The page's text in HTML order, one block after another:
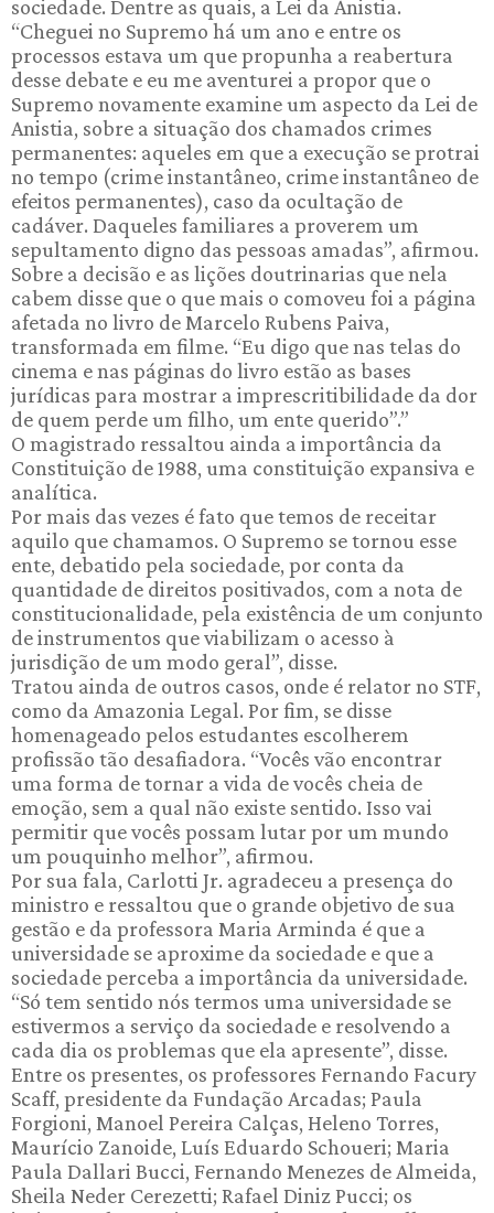
sociedade. Dentre as quais, a Lei da Anistia.
“Cheguei no Supremo há um ano e entre os
processos estava um que propunha a reabertura
desse debate e eu me aventurei a propor que o
Supremo novamente examine um aspecto da Lei de
Anistia, sobre a situação dos chamados crimes
permanentes: aqueles em que a execução se protrai
no tempo (crime instantâneo, crime instantâneo de
efeitos permanentes), caso da ocultação de
cadáver. Daqueles familiares a proverem um
sepultamento digno das pessoas amadas”, afirmou.
Sobre a decisão e as lições doutrinarias que nela
cabem disse que o que mais o comoveu foi a página
afetada no livro de Marcelo Rubens Paiva,
transformada em filme. “Eu digo que nas telas do
cinema e nas páginas do livro estão as bases
jurídicas para mostrar a imprescritibilidade da dor
de quem perde um filho, um ente querido”.”
O magistrado ressaltou ainda a importância da
Constituição de 1988, uma constituição expansiva e
analítica.
Por mais das vezes é fato que temos de receitar
aquilo que chamamos. O Supremo se tornou esse
ente, debatido pela sociedade, por conta da
quantidade de direitos positivados, com a nota de
constitucionalidade, pela existência de um conjunto
de instrumentos que viabilizam o acesso à
jurisdição de um modo geral”, disse.
Tratou ainda de outros casos, onde é relator no STF,
como da Amazonia Legal. Por fim, se disse
homenageado pelos estudantes escolherem
profissão tão desafiadora. “Vocês vão encontrar
uma forma de tornar a vida de vocês cheia de
emoção, sem a qual não existe sentido. Isso vai
permitir que vocês possam lutar por um mundo
um pouquinho melhor”, afirmou.
Por sua fala, Carlotti Jr. agradeceu a presença do
ministro e ressaltou que o grande objetivo de sua
gestão e da professora Maria Arminda é que a
universidade se aproxime da sociedade e que a
sociedade perceba a importância da universidade.
“Só tem sentido nós termos uma universidade se
estivermos a serviço da sociedade e resolvendo a
cada dia os problemas que ela apresente”, disse.
Entre os presentes, os professores Fernando Facury
Scaff, presidente da Fundação Arcadas; Paula
Forgioni, Manoel Pereira Calças, Heleno Torres,
Maurício Zanoide, Luís Eduardo Schoueri; Maria
Paula Dallari Bucci, Fernando Menezes de Almeida,
Sheila Neder Cerezetti; Rafael Diniz Pucci; os